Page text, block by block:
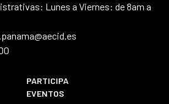
Lunes a Viernes: de 8am a
PARTICIPA
EVENTOS